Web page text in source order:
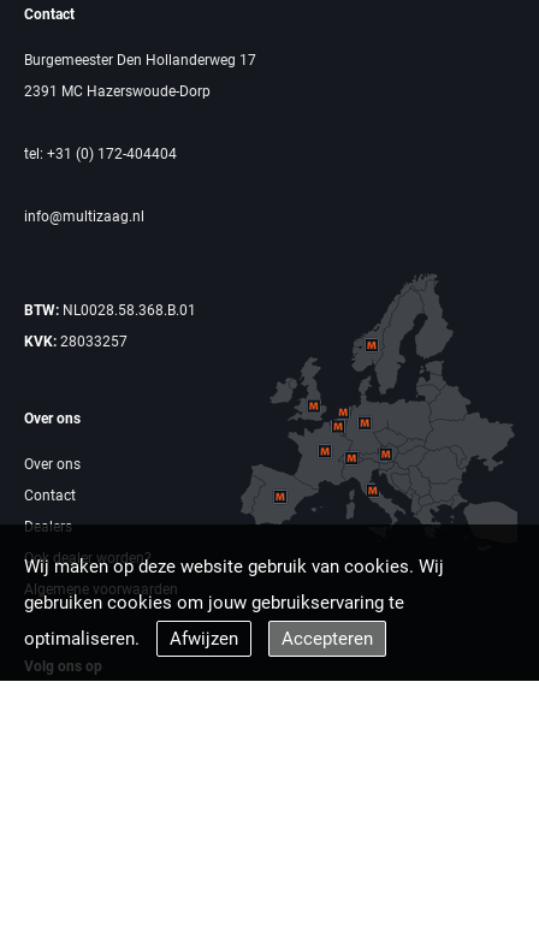
Contact
Burgemeester Den Hollanderweg 17
2391 MC Hazerswoude-Dorp
tel: +31 (0) 172-404404
info@multizaag.nl
BTW: NL0028.58.368.B.01
KVK: 28033257
Over ons
Over ons
Contact
Dealers
Ook dealer worden?
Algemene voorwaarden
Volg ons op
Wij maken op deze website gebruik van cookies. Wij
gebruiken cookies om jouw gebruikservaring te
optimaliseren.
Afwijzen Accepteren